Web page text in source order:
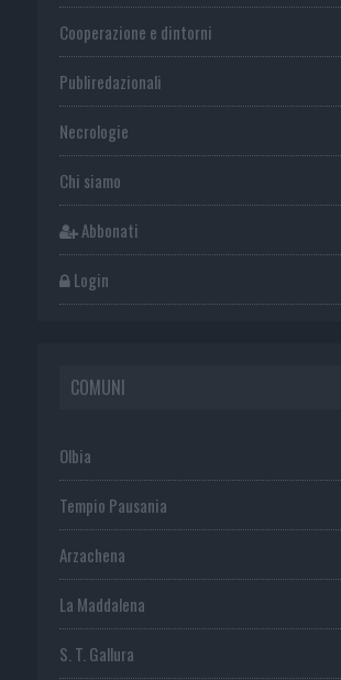
Cooperazione e dintorni
Publiredazionali
Necrologie
Chi siamo
Abbonati
Login
COMUNI
Olbia
Tempio Pausania
Arzachena
La Maddalena
S. T. Gallura